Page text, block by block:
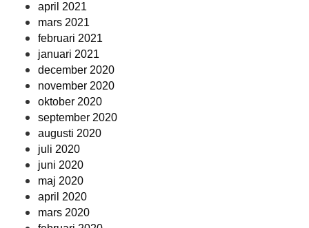
april 2021
mars 2021
februari 2021
januari 2021
december 2020
november 2020
oktober 2020
september 2020
augusti 2020
juli 2020
juni 2020
maj 2020
april 2020
mars 2020